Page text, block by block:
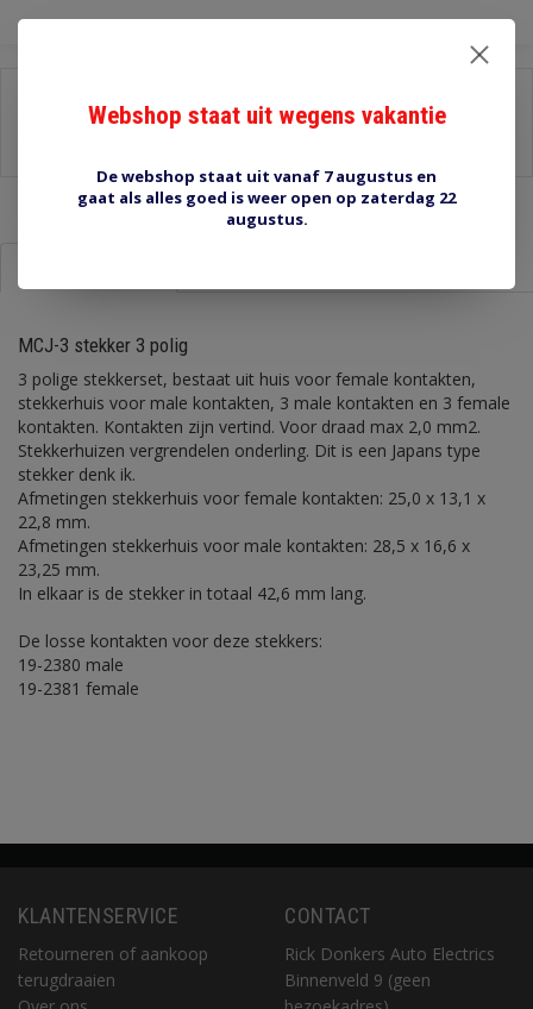
Stel een vraag over dit product
MCJ-3 stekker 3 polig
3 polige stekkerset, bestaat uit huis voor female kontakten,
stekkerhuis voor male kontakten, 3 male kontakten en 3 female
kontakten. Kontakten zijn vertind. Voor draad max 2,0 mm2.
Stekkerhuizen vergrendelen onderling. Dit is een Japans type
stekker denk ik.
Afmetingen stekkerhuis voor female kontakten: 25,0 x 13,1 x
22,8 mm.
Afmetingen stekkerhuis voor male kontakten: 28,5 x 16,6 x
23,25 mm.
In elkaar is de stekker in totaal 42,6 mm lang.
De losse kontakten voor deze stekkers:
19-2380 male
19-2381 female
KLANTENSERVICE
Retourneren of aankoop
terugdraaien
CONTACT
Rick Donkers Auto Electrics
Binnenveld 9 (geen
Webshop staat uit wegens vakantie
De webshop staat uit vanaf 7 augustus en
gaat als alles goed is weer open op zaterdag 22
augustus.